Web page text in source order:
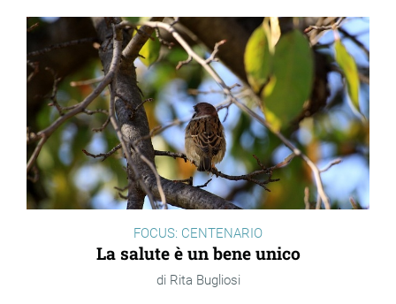
FOCUS: CENTENARIO
La salute è un bene unico
Rita Bugliosi